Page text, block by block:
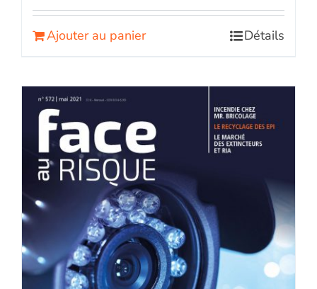
Ajouter au panier Détails